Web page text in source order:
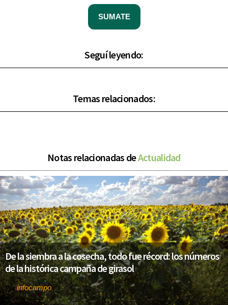
SUMATE
Seguí leyendo:
Temas relacionados:
Notas relacionadas deActualidad
De la siembra a la cosecha, todo fue récord: los números
de la histórica campaña de girasol
Porinfocampo